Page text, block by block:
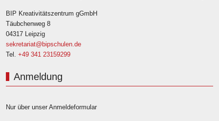
BIP Kreativitätszentrum gGmbH
Täubchenweg 8
04317 Leipzig
sekretariat@bipschulen.de
Tel. +49 341 23159299
Anmeldung
Nur über unser Anmeldeformular